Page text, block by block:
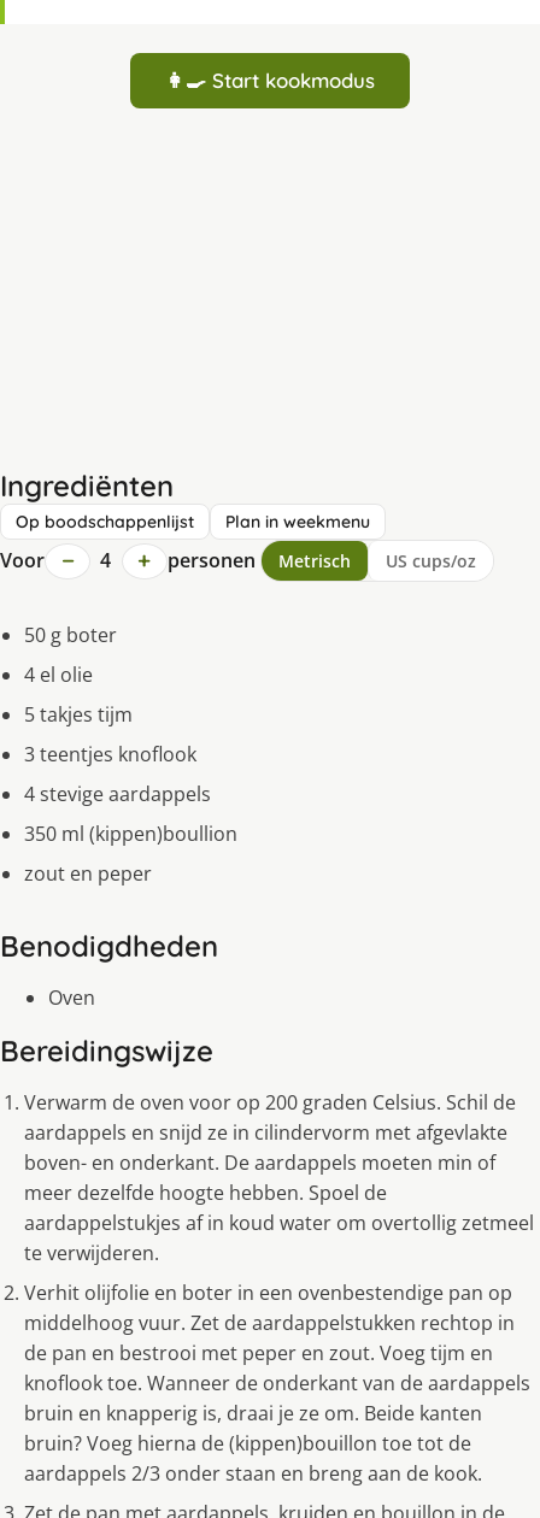
👩‍🍳 Start kookmodus
Ingrediënten
Op boodschappenlijst Plan in weekmenu
Voor − 4 + personen Metrisch US cups/oz
50 g boter
4 el olie
5 takjes tijm
3 teentjes knoflook
4 stevige aardappels
350 ml (kippen)boullion
zout en peper
Benodigdheden
Oven
Bereidingswijze
Verwarm de oven voor op 200 graden Celsius. Schil de
aardappels en snijd ze in cilindervorm met afgevlakte
boven- en onderkant. De aardappels moeten min of
meer dezelfde hoogte hebben. Spoel de
aardappelstukjes af in koud water om overtollig zetmeel
te verwijderen.
Verhit olijfolie en boter in een ovenbestendige pan op
middelhoog vuur. Zet de aardappelstukken rechtop in
de pan en bestrooi met peper en zout. Voeg tijm en
knoflook toe. Wanneer de onderkant van de aardappels
bruin en knapperig is, draai je ze om. Beide kanten
bruin? Voeg hierna de (kippen)bouillon toe tot de
aardappels 2/3 onder staan en breng aan de kook.